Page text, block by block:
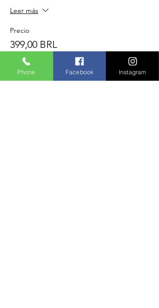
Leer más
Precio
399,00 BRL
Phone Facebook Instagram